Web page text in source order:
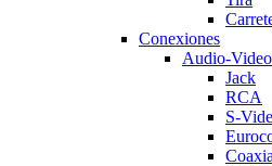
Conexiones
Audio-Video
Jack
RCA
S-